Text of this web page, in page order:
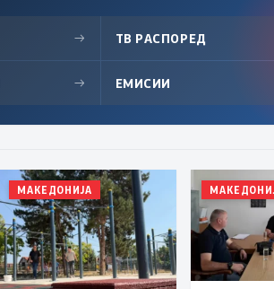
→ ТВ РАСПОРЕД
→ ЕМИСИИ
МАКЕДОНИЈА